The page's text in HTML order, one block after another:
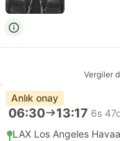
Vergiler
Anlık onay
06:30 13:17 6s
LAX Los Angeles